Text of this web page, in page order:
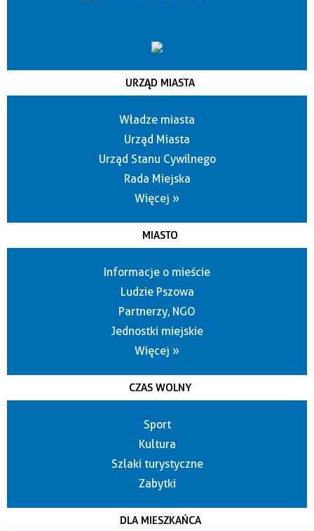
URZĄD MIASTA
Władze miasta
Urząd Miasta
Urząd Stanu Cywilnego
Rada Miejska
Więcej »
MIASTO
Informacje o mieście
Ludzie Pszowa
Partnerzy, NGO
Jednostki miejskie
Więcej »
CZAS WOLNY
Sport
Kultura
Szlaki turystyczne
Zabytki
DLA MIESZKAŃCA